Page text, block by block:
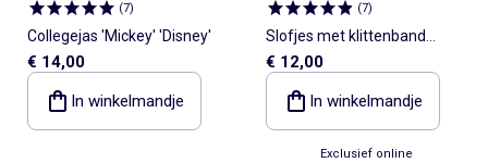
(7)
Collegejas 'Mickey' 'Disney'
€ 14,00
In winkelmandje
(7)
Slofjes met klittenband
'Spiderman'
€ 12,00
In winkelmandje
Exclusief online